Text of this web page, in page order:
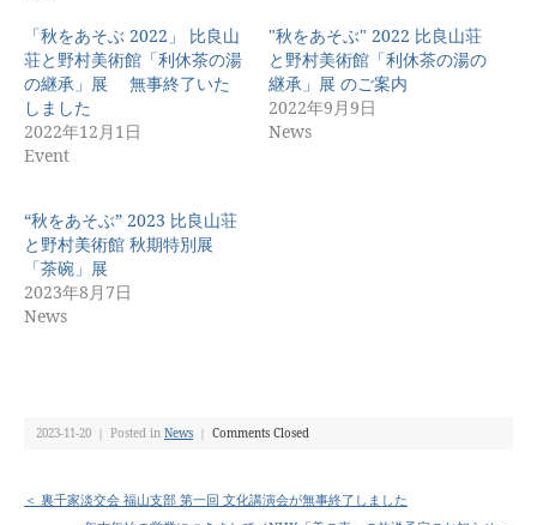
有
(新
し
い
ウ
ィ
ン
ド
ウ
で
す)
リ
ッ
ク
し
て
さ
い
ィ
ン
ド
開
き
「秋をあそぶ 2022」 比良山
荘と野村美術館「利休茶の湯
の継承」展 無事終了いた
しました
2022年12月1日
Event
"秋をあそぶ" 2022 比良山荘
と野村美術館「利休茶の湯の
継承」展 のご案内
2022年9月9日
News
“秋をあそぶ” 2023 比良山荘
と野村美術館 秋期特別展
「茶碗」展
2023年8月7日
News
2023-11-20 ｜ Posted in News ｜ Comments Closed
＜ 裏千家淡交会 福山支部 第一回 文化講演会が無事終了しました